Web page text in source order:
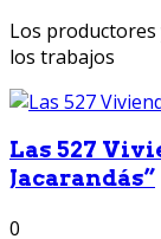
Los
los trabajos
Las 527
Jacarandás”
0